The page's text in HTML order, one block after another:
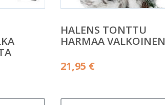
HALENS TONTTU
HARMAA VALKOINEN
21,95 €